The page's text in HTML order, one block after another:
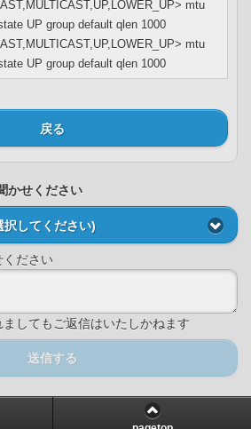
mtu
UP group default qlen 1000
mtu
UP group default qlen 1000
戻る
かせください
択してください)
ください
してもご返信はいたしかねます
送信する